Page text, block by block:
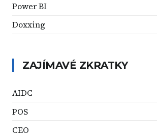
Power BI
Doxxing
ZAJÍMAVÉ ZKRATKY
AIDC
POS
CEO